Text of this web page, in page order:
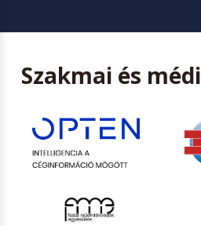
Szakmai és